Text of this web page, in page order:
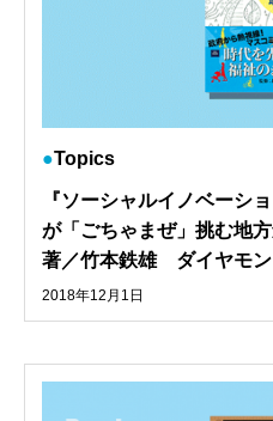
Topics
『ソーシャルイノベーシ
が「ごちゃまぜ」挑む地
著／竹本鉄雄 ダイヤモン
2018年12月1日